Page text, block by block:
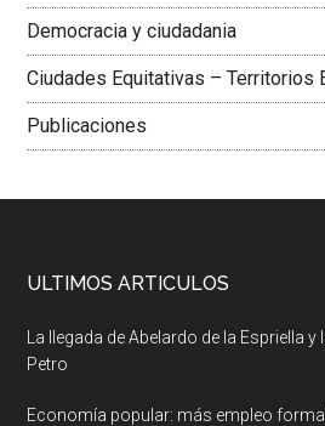
Democracia y ciudadania
Ciudades Equitativas – Territorios
Publicaciones
ULTIMOS ARTICULOS
La llegada de Abelardo de la Espriella
Petro
Economía popular: más empleo